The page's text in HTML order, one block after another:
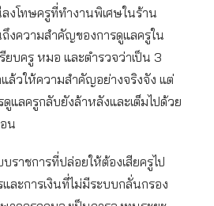
งโทษครูที่ทำงานพิเศษในร้าน
ถึงความสำคัญของการดูแลครูใน
ยบครู หมอ และตำรวจว่าเป็น 3
ล้วให้ความสำคัญอย่างจริงจัง แต่
แลครูกลับยังล้าหลังและเต็มไปด้วย
น
ราชการที่ปล่อยให้ต้องเสียครูไป
และการเงินที่ไม่มีระบบกลั่นกรอง